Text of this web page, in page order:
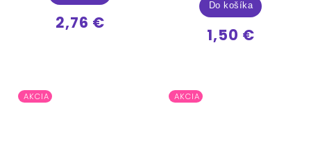
2,76 €
1,50 €
Do košíka
AKCIA AKCIA